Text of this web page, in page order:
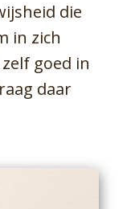
die
in zich
goed in
daar